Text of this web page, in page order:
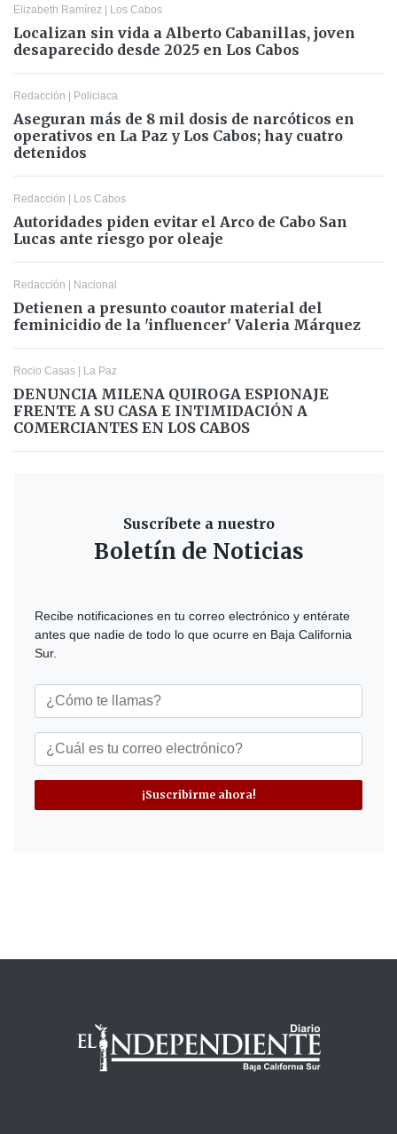
Elizabeth Ramírez Los Cabos
Localizan sin vida a Alberto Cabanillas, joven
desaparecido desde 2025 en Los Cabos
Redacción Policiaca
Aseguran más de 8 mil dosis de narcóticos en
operativos en La Paz y Los Cabos; hay cuatro
detenidos
Redacción Los Cabos
Autoridades piden evitar el Arco de Cabo San
Lucas ante riesgo por oleaje
Redacción Nacional
Detienen a presunto coautor material del
feminicidio de la 'influencer' Valeria Márquez
Rocio Casas La Paz
DENUNCIA MILENA QUIROGA ESPIONAJE
FRENTE A SU CASA E INTIMIDACIÓN A
COMERCIANTES EN LOS CABOS
Suscríbete a nuestro
Boletín de Noticias
Recibe notificaciones en tu correo electrónico y entérate
antes que nadie de todo lo que ocurre en Baja California
Sur.
¡Suscribirme ahora!